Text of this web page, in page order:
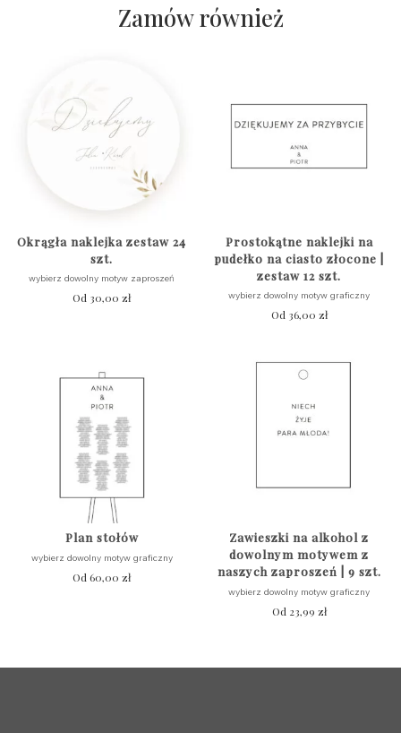
Zamów również
Okrągła naklejka zestaw 24
szt.
wybierz dowolny motyw zaproszeń
Od 30,00zł
wiele
wariantów.
Opcje
można
wybrać
na
stronie
produktu
Prostokątne naklejki na
pudełko na ciasto złocone |
zestaw 12 szt.
wybierz dowolny motyw graficzny
Od 36,00 zł
Plan stołów
wybierz dowolny motyw graficzny
Od60,00zł
Zawieszki na alkohol z
dowolnym motywem z
naszych zaproszeń | 9 szt.
wybierz dowolny motyw graficzny
Od 23,99 zł